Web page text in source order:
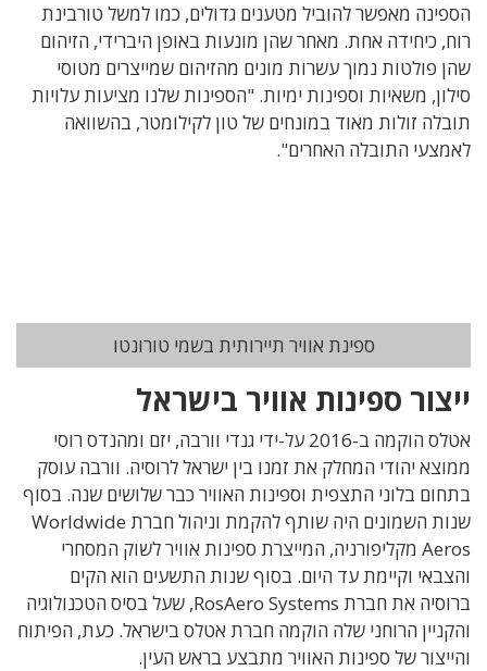
הספינה מאפשר להוביל מטענים גדולים, כמו למשל טורבינת
רוח, כיחידה אחת. מאחר שהן מונעות באופן היברידי, הזיהום
שהן פולטות נמוך עשרות מונים מהזיהום שמייצרים מטוסי
סילון, משאיות וספינות ימיות. "הספינות שלנו מציעות עלויות
תובלה זולות מאוד במונחים של טון לקילומטר, בהשוואה
לאמצעי התובלה האחרים".
ספינת אוויר תיירותית בשמי טורונטו
ייצור ספינות אוויר בישראל
אטלס הוקמה ב-2016 על-ידי גנדי וורבה, יזם ומהנדס רוסי
ממוצא יהודי המחלק את זמנו בין ישראל לרוסיה. וורבה עוסק
בתחום בלוני התצפית וספינות האוויר כבר שלושים שנה. בסוף
שנות השמונים היה שותף להקמת וניהול חברת Worldwide
Aeros מקליפורניה, המייצרת ספינות אוויר לשוק המסחרי
והצבאי וקיימת עד היום. בסוף שנות התשעים הוא הקים
ברוסיה את חברת RosAero Systems, שעל בסיס הטכנולוגיה
והקניין הרוחני שלה הוקמה חברת אטלס בישראל. כעת, הפיתוח
והייצור של ספינות האוויר מתבצע בראש העין.